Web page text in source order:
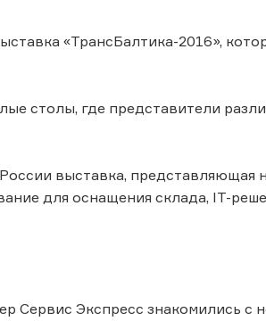
«ТрансБалтика-2016»,
столы, где представители
выставка,
для оснащения склада, IT-
Сервис Экспресс знакомились с